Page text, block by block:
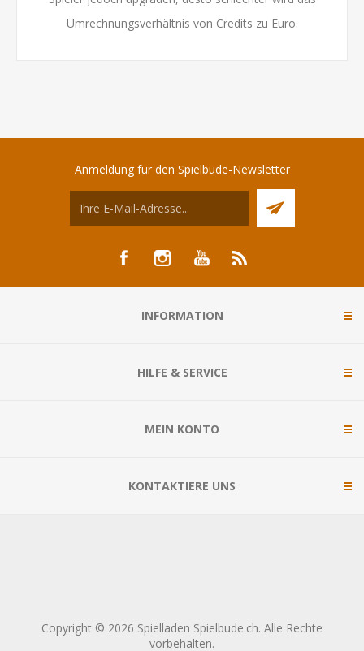
Umrechnungsverhältnis von Credits zu Euro.
Anmeldung für den Spielbude-Newsletter
INFORMATION
HILFE & SERVICE
MEIN KONTO
KONTAKTIERE UNS
Copyright © 2026 Spielladen Spielbude.ch. Alle Rechte
vorbehalten.